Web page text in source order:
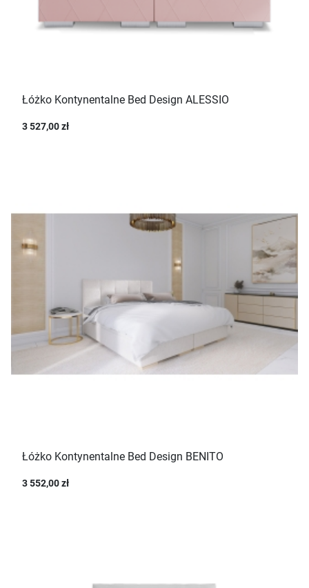
Łóżko Kontynentalne Bed Design ALESSIO
3 527,00 zł
Łóżko Kontynentalne Bed Design BENITO
3 552,00 zł